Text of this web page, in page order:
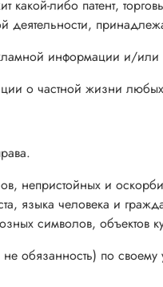
какой-либо патент,
деятельности,
информации и/или
о частной жизни
непристойных и
языка человека и
символов, объектов
обязанность) по